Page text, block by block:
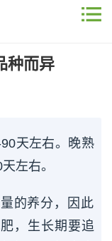
种而异
天左右。晚熟
左右。
的养分，因此
，生长期要追